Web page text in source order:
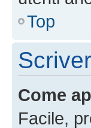
Top
Come
Facile,